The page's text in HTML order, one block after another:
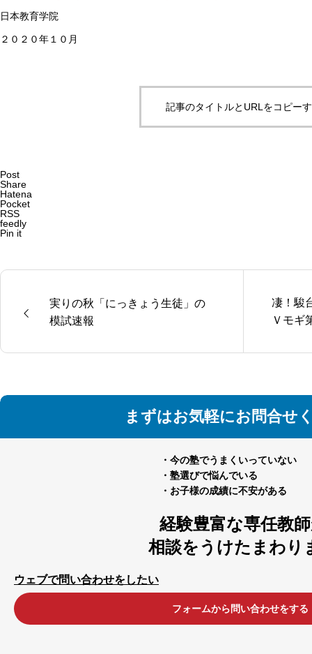
日本教育学院
２０２０年１０月
記事のタイトルとURLをコピー
Post
Share
Hatena
Pocket
RSS
feedly
Pin it
実りの秋「にっきょう生徒」の
模試速報
凄！駿
Ｖモギ
まずはお気軽にお問合せ
・今の塾でうまくいっていない
・塾選びで悩んでいる
・お子様の成績に不安がある
経験豊富な専任教
相談をうけたまわり
ウェブで問い合わせをしたい
フォームから問い合わせをする